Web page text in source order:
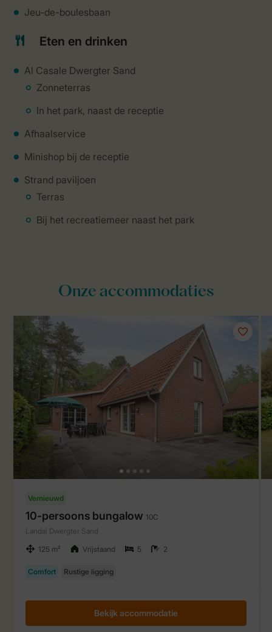
Jeu-de-boulesbaan
Eten en drinken
Al Casale Dwergter Sand
Zonneterras
In het park, naast de receptie
Afhaalservice
Minishop bij de receptie
Strand paviljoen
Terras
Bij het recreatiemeer naast het park